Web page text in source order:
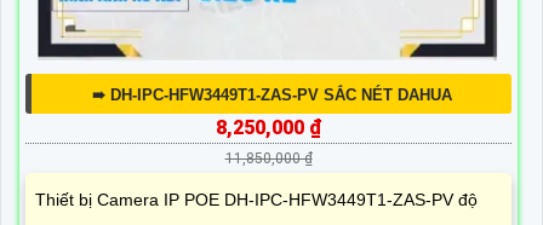
➠ DH-IPC-HFW3449T1-ZAS-PV SẮC NÉT DAHUA
8,250,000 ₫
11,850,000 ₫
Thiết bị Camera IP POE DH-IPC-HFW3449T1-ZAS-PV độ